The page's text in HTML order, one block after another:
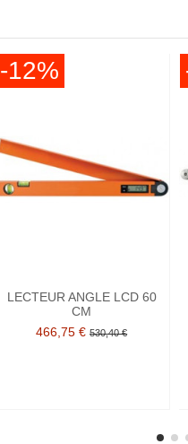
-12%
LECTEUR ANGLE LCD 60
CM
466,75 € 530,40 €